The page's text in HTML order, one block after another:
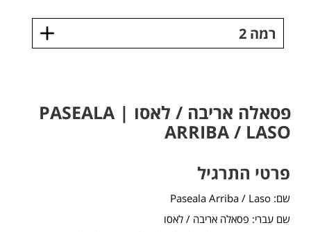
רמה 2
פסאלה אריבה / לאסו | PASEALA
ARRIBA / LASO
פרטי התרגיל
שם: Paseala Arriba / Laso
שם עברי: פסאלה אריבה / לאסו